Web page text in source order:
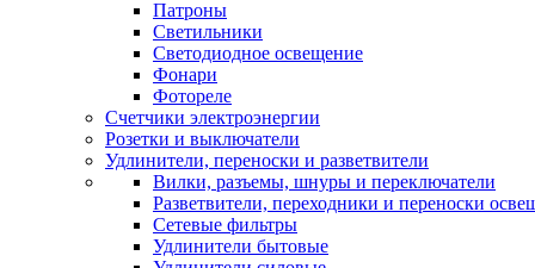
Патроны
Светильники
Светодиодное освещение
Фонари
Фотореле
Счетчики электроэнергии
Розетки и выключатели
Удлинители, переноски и разветвители
Вилки, разъемы, шнуры и переключатели
Разветвители, переходники и переноски
Сетевые фильтры
Удлинители бытовые